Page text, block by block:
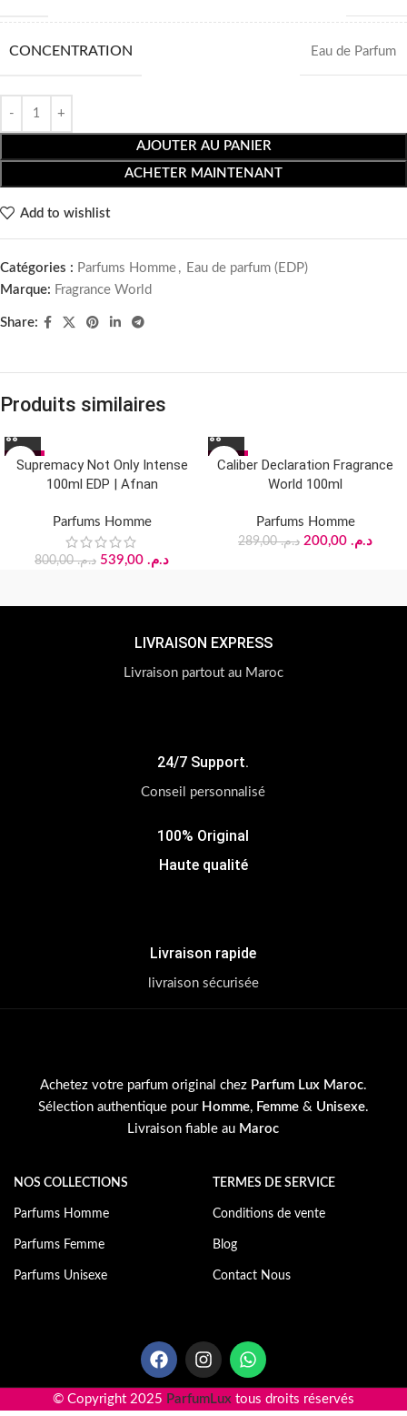
CONCENTRATION Eau de Parfum
AJOUTER AU PANIER
ACHETER MAINTENANT
Add to wishlist
Catégories : Parfums Homme , Eau de parfum (EDP)
Marque: Fragrance World
Share:
Produits similaires
-33%
Supremacy Not Only Intense
100ml EDP | Afnan
Parfums Homme
د.م.800,00 د.م.
-31%
Caliber Declaration Fragrance
World 100ml
Parfums Homme
د.م.289,00 د.م.
LIVRAISON EXPRESS
Livraison partout au Maroc
24/7 Support.
Conseil personnalisé
100% Original
Haute qualité
Livraison rapide
livraison sécurisée
Achetez votre parfum original chez Parfum Lux Maroc.
Sélection authentique pour Homme, Femme& Unisexe.
Livraison fiable au Maroc
NOS COLLECTIONS
Parfums Homme
Parfums Femme
Parfums Unisexe
TERMES DE SERVICE
Conditions de vente
Blog
Contact Nous
© Copyright 2025 ParfumLux tous droits réservés